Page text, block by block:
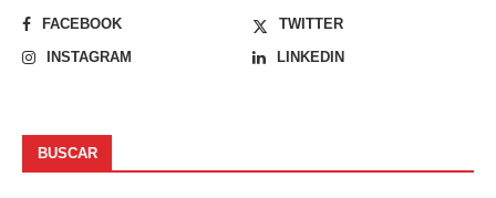
FACEBOOK
TWITTER
INSTAGRAM
LINKEDIN
BUSCAR